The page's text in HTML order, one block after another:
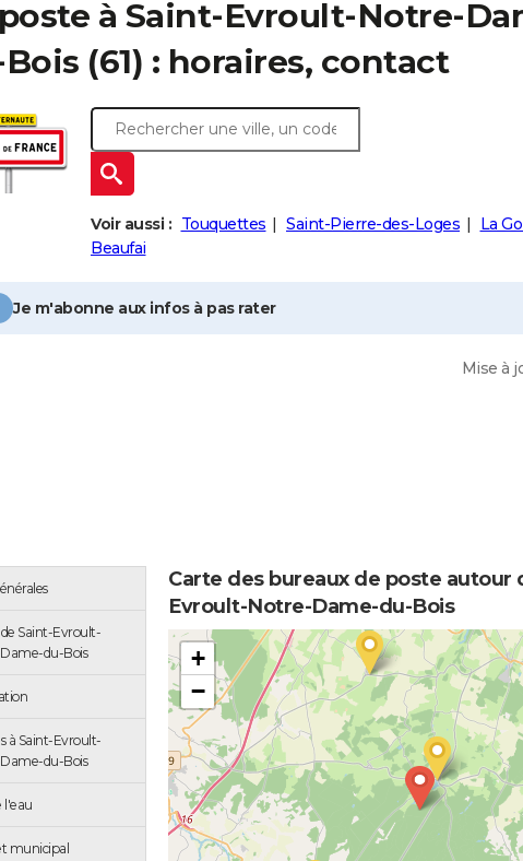
à Saint-Evroult-Notre-
(61) : horaires, contact
Voir aussi : Touquettes Saint-Pierre-des-Loges
La
Beaufai
Je m'abonne aux infos à pas rater
Mise à
Saint-Evroult-
du-Bois
à Saint-Evroult-
du-Bois
l'eau
municipal
Carte des bureaux de poste autour
Evroult-Notre-Dame-du-Bois
+
−